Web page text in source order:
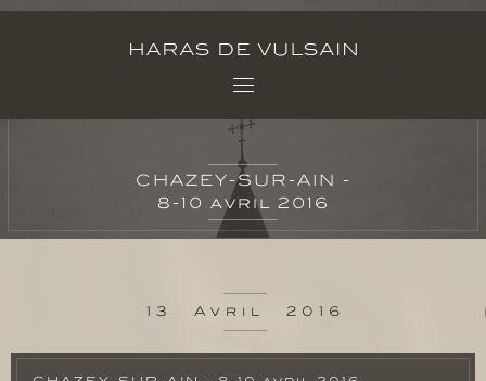
CHAZEY-SUR-AIN -
8-10 avril 2016
13 Avril 2016